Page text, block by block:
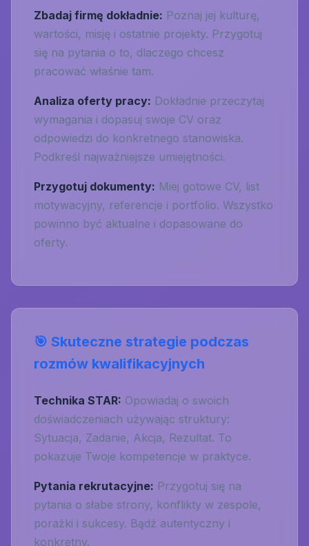
Zbadaj firmę dokładnie: Poznaj jej kulturę,
wartości, misję i ostatnie projekty. Przygotuj
się na pytania o to, dlaczego chcesz
pracować właśnie tam.
Analiza oferty pracy: Dokładnie przeczytaj
wymagania i dopasuj swoje CV oraz
odpowiedzi do konkretnego stanowiska.
Podkreśl najważniejsze umiejętności.
Przygotuj dokumenty: Miej gotowe CV, list
motywacyjny, referencje i portfolio. Wszystko
powinno być aktualne i dopasowane do
oferty.
🎯 Skuteczne strategie podczas
rozmów kwalifikacyjnych
Technika STAR: Opowiadaj o swoich
doświadczeniach używając struktury:
Sytuacja, Zadanie, Akcja, Rezultat. To
pokazuje Twoje kompetencje w praktyce.
Pytania rekrutacyjne: Przygotuj się na
pytania o słabe strony, konflikty w zespole,
porażki i sukcesy. Bądź autentyczny i
konkretny.